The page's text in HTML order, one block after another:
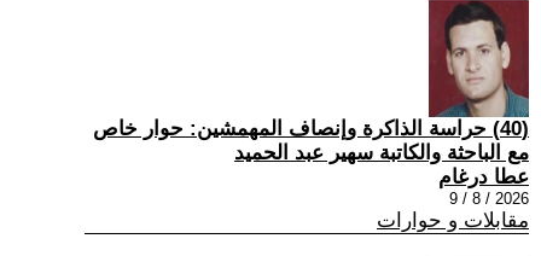
(40) حراسة الذاكرة وإنصاف المهمشين: حوار خاص
مع الباحثة والكاتبة سهير عبد الحميد
عطا درغام
2026 / 8 / 9
مقابلات و حوارات